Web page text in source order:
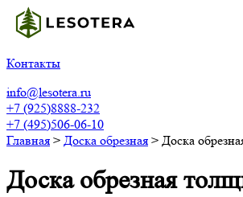
Контакты
info@lesotera.ru
+7 (925)8888-232
+7 (495)506-06-10
Главная > Доска обрезная > Доска
Доска обрезная